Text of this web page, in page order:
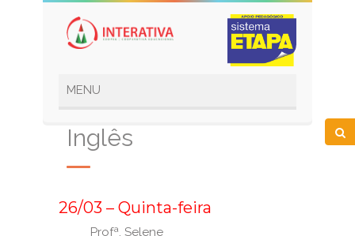
Inglês
26/03 – Quinta-feira
Profª. Selene